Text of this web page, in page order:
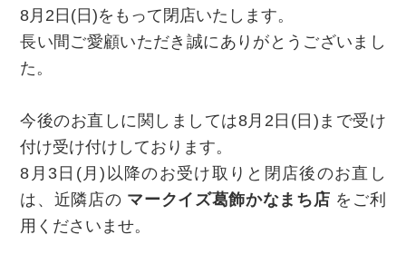
8月2日(日)をもって閉店いたします。
長い間ご愛顧いただき誠にありがとうございまし
た。
今後のお直しに関しましては8月2日(日)まで受け
付け受け付けしております。
8月3日(月)以降のお受け取りと閉店後のお直し
は、近隣店の マークイズ葛飾かなまち店 をご利
用くださいませ。